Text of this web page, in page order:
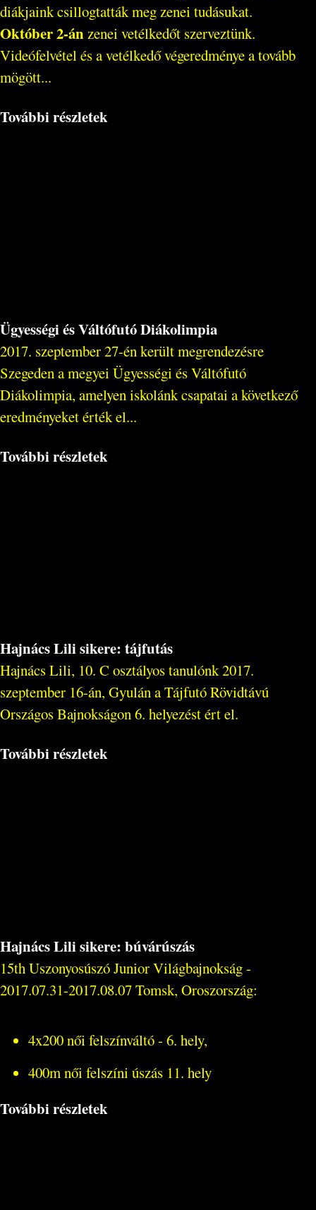
diákjaink csillogtatták meg zenei tudásukat.
Október 2-ánzenei vetélkedőt szerveztünk.
Videófelvétel és a vetélkedő végeredménye a tovább
mögött...
További részletek
Ügyességi és Váltófutó Diákolimpia
2017. szeptember 27-én került megrendezésre
Szegeden a megyei Ügyességi és Váltófutó
Diákolimpia, amelyen iskolánk csapatai a következő
eredményeket érték el...
További részletek
Hajnács Lili sikere: tájfutás
Hajnács Lili, 10. C osztályos tanulónk 2017.
szeptember 16-án, Gyulán a Tájfutó Rövidtávú
Országos Bajnokságon 6. helyezést ért el.
További részletek
Hajnács Lili sikere: búvárúszás
15th Uszonyosúszó Junior Világbajnokság -
2017.07.31-2017.08.07 Tomsk, Oroszország:
4x200 női felszínváltó - 6. hely,
400m női felszíni úszás 11. hely
További részletek